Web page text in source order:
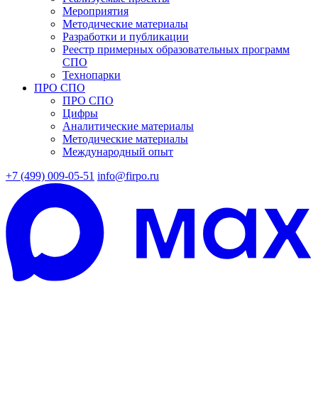
Мероприятия
Методические материалы
Разработки и публикации
Реестр примерных образовательных программ
СПО
Технопарки
ПРО СПО
ПРО СПО
Цифры
Аналитические материалы
Методические материалы
Международный опыт
+7 (499) 009-05-51 info@firpo.ru